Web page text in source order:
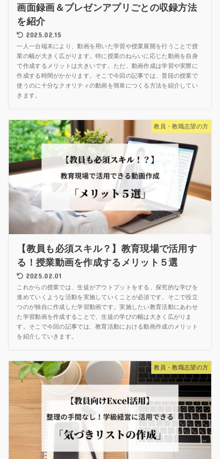
画面録画＆プレゼンアプリごとの収録方法
を紹介
2025.02.15
一人一台端末により、動画を用いた学習や授業展開を行うことで授
業の幅が大きく広がります。特に授業のねらいに応じた動画を自身
で作成するメリットは大きいです。ただ、動画作成は学習や実際に
作成する時間がかかります。そこで今回の記事では、普段の授業で
使うのに十分なクオリティの動画を簡単につくる方法を紹介してい
きます。
教員・教職志望の方
【教員も必須スキル？】教育現場で活用す
る！授業動画を作成するメリット５選
2025.02.01
これからの授業では、生徒がアウトプットをする、探究的な学びを
進めていくような活動を実施していくことが必須です。そこで役立
つのが独自に作成した学習動画です。実施したい教育活動にあわせ
た学習動画を作成することで、生徒の学びの幅は大きく広がりま
す。そこで今回の記事では、教育活動における動画作成のメリット
を紹介していきます。
教員・教職志望の方